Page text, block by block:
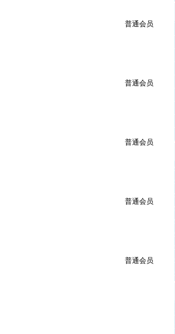
普通会员
普通会员
普通会员
普通会员
普通会员